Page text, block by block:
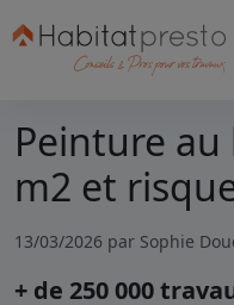
Peinture au
m2 et
13/03/2026 par Sophie
+ de 250 000